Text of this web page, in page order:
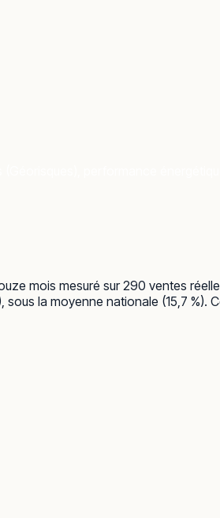
mois mesuré sur 290 ventes
la moyenne nationale (15,7